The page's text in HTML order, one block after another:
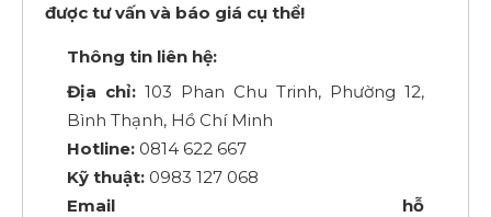
được tư vấn và báo giá cụ thể!
Thông tin liên hệ:
Địa chỉ: 103 Phan Chu Trinh, Phường 12,
Bình Thạnh, Hồ Chí Minh
Hotline: 0814 622 667
Kỹ thuật: 0983 127 068
Email hỗ